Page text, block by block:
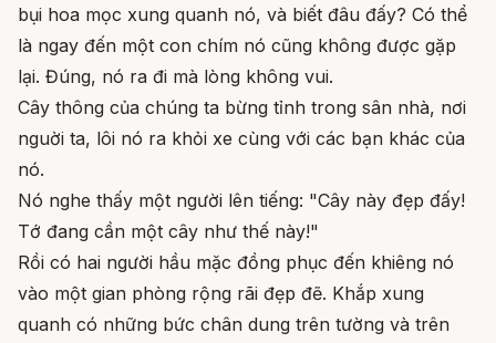
bụi hoa mọc xung quanh nó, và biết đâu đấy? Có thể
là ngay đến một con chím nó cũng không được gặp
lại. Đúng, nó ra đi mà lòng không vui.
Cây thông của chúng ta bừng tỉnh trong sân nhà, nơi
nguời ta, lôi nó ra khỏi xe cùng với các bạn khác của
nó.
Nó nghe thấy một người lên tiếng: "Cây này đẹp đấy!
Tớ đang cần một cây như thế này!"
Rồi có hai người hầu mặc đồng phục đến khiêng nó
vào một gian phòng rộng rãi đẹp đẽ. Khắp xung
quanh có những bức chân dung trên tường và trên